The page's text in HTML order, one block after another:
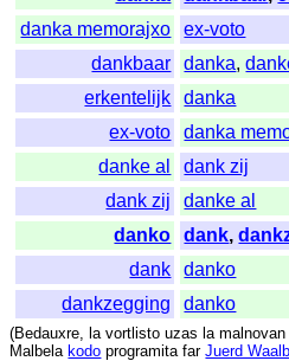
danka memorajxo
ex-voto
dankbaar
danka,
erkentelijk
danka
ex-voto
danka
danke al
dank zij
dank zij
danke al
danko
dank,
dank
danko
dankzegging
danko
(Bedauxre ,la vortlisto uzas la malnovan
Malbela kodo programita far Juerd